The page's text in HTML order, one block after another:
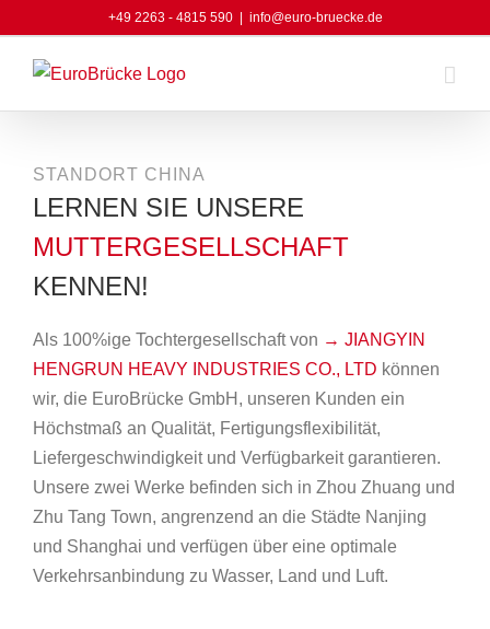
to
content
+49 2263 - 4815 590 info@euro-bruecke.de
STANDORT CHINA
LERNEN SIE UNSERE
MUTTERGESELLSCHAFT
KENNEN!
Als 100%ige Tochtergesellschaft von → JIANGYIN
HENGRUN HEAVY INDUSTRIES CO., LTD können
wir, die EuroBrücke GmbH, unseren Kunden ein
Höchstmaß an Qualität, Fertigungsflexibilität,
Liefergeschwindigkeit und Verfügbarkeit garantieren.
Unsere zwei Werke befinden sich in Zhou Zhuang und
Zhu Tang Town, angrenzend an die Städte Nanjing
und Shanghai und verfügen über eine optimale
Verkehrsanbindung zu Wasser, Land und Luft.